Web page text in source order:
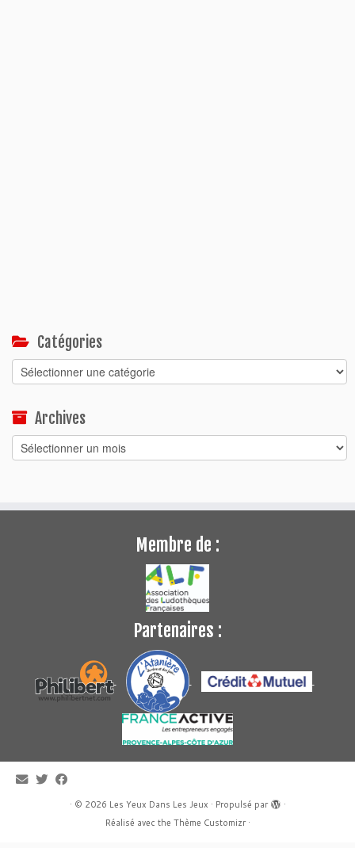
Catégories
Catégories
Archives
Archives
Membre de :
Partenaires :
· © 2026 Les Yeux Dans Les Jeux · Propulsé par
·
Réalisé avec the Thème Customizr·